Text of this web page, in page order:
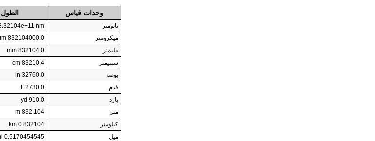
وحدات قياس الطول
نانومتر
nm
ميكرومتر
832104000.0 µm
مليمتر
832104.0 mm
سنتيمتر
83210.4 cm
بوصة
32760.0 in
قدم
2730.0 ft
يارد
910.0 yd
متر
832.104 m
كيلومتر
0.832104 km
ميل
0.5170454545 mi